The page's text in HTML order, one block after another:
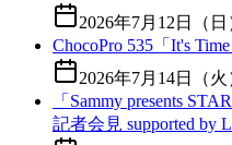
2026年7月12日（日
ChocoPro 535「It's Time
2026年7月14日（火
「Sammy presents
記者会見 supported by